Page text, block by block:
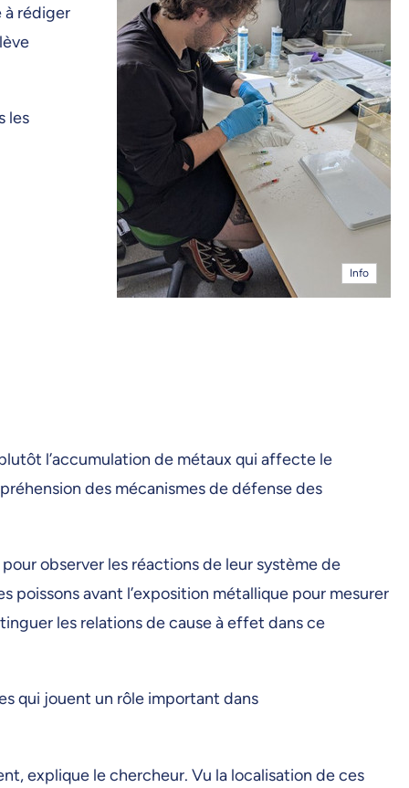
Info
à rédiger
les
l’accumulation de métaux qui affecte le
des mécanismes de défense des
observer les réactions de leur système de
avant l’exposition métallique pour mesurer
les relations de cause à effet dans ce
qui jouent un rôle important dans
explique le chercheur. Vu la localisation de ces